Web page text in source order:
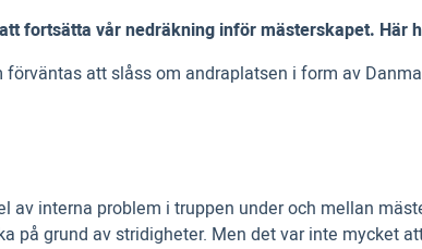
fortsätta vår nedräkning inför mästerskapet. Här
att slåss om andraplatsen i form av
av interna problem i truppen under och mellan
på grund av stridigheter. Men det var inte mycket